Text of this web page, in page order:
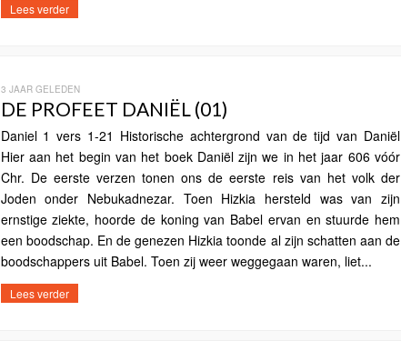
Lees verder
3 JAAR GELEDEN
DE PROFEET DANIËL (01)
Daniel 1 vers 1-21 Historische achtergrond van de tijd van Daniël
Hier aan het begin van het boek Daniël zijn we in het jaar 606 vóór
Chr. De eerste verzen tonen ons de eerste reis van het volk der
Joden onder Nebukadnezar. Toen Hizkia hersteld was van zijn
ernstige ziekte, hoorde de koning van Babel ervan en stuurde hem
een boodschap. En de genezen Hizkia toonde al zijn schatten aan de
boodschappers uit Babel. Toen zij weer weggegaan waren, liet...
Lees verder